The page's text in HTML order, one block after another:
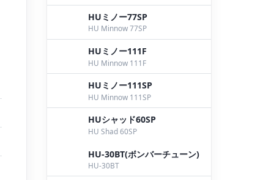
HUミノー77SP
HU Minnow 77SP
HUミノー111F
HU Minnow 111F
HUミノー111SP
HU Minnow 111SP
HUシャッド60SP
HU Shad 60SP
HU-30BT(ボンバーチューン)
HU-30BT